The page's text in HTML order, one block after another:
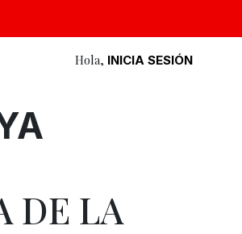
Hola, INICIA SESIÓN
DE LA